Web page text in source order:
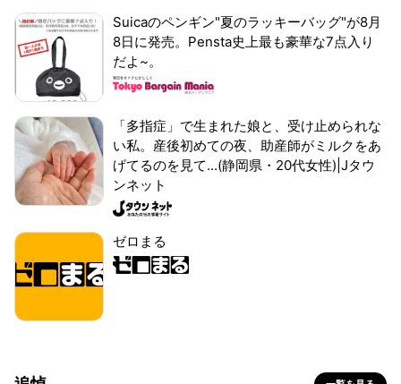
Suicaのペンギン"夏のラッキーバッグ"が8月
8日に発売。Pensta史上最も豪華な7点入り
だよ~。
「多指症」で生まれた娘と、受け止められな
い私。産後初めての夜、助産師がミルクをあ
げてるのを見て...(静岡県・20代女性)|Jタウ
ンネット
ゼロまる